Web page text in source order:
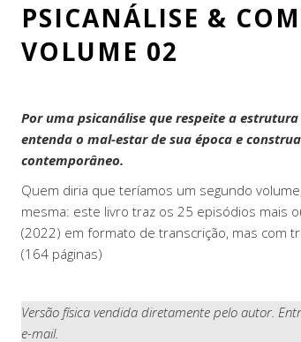
PSICANÁLISE &
VOLUME 02
Por uma psicanálise que respeite a
entenda o mal-estar de sua época e
contemporâneo.
Quem diria que teríamos um segundo
mesma: este livro traz os 25 episódios mais
(2022) em formato de transcrição, mas com
(164 páginas)
Versão física vendida diretamente pelo autor.
e-mail.